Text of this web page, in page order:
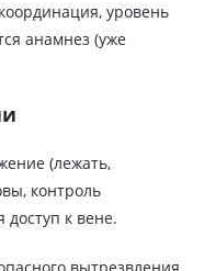
уровень
анамнез (уже
(лежать,
контроль
к вене.